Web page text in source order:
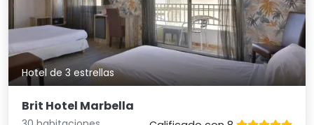
Hotel de 3 estrellas
Brit Hotel Marbella